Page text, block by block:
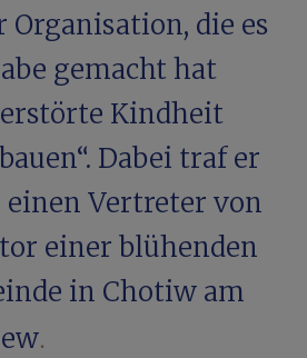
Organisation, die es
gemacht hat
Kindheit
Dabei traf er
einen Vertreter von
einer blühenden
in Chotiw am
.